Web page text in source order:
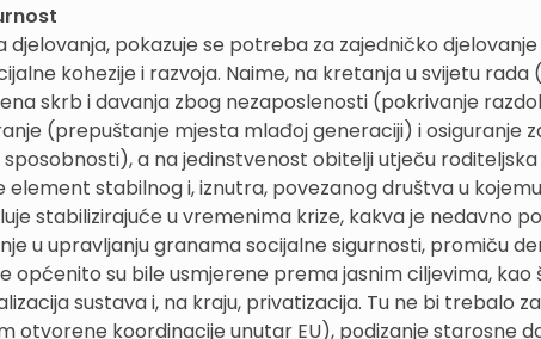
djelovanja, pokazuje se potreba za zajedničko
kohezije i razvoja. Naime, na kretanja u svijetu
skrb i davanja zbog nezaposlenosti (pokrivanje
(prepuštanje mjesta mlađoj generaciji) i osiguranje
a na jedinstvenost obitelji utječu
element stabilnog i, iznutra, povezanog društva u
stabilizirajuće u vremenima krize, kakva je nedavno
u upravljanju granama socijalne sigurnosti, promiču
općenito su bile usmjerene prema jasnim ciljevima, kao
sustava i, na kraju, privatizacija. Tu ne bi trebalo
otvorene koordinacije unutar EU), podizanje starosne